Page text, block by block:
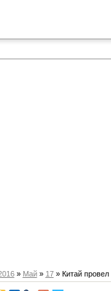
» Май » 17» Китай провел